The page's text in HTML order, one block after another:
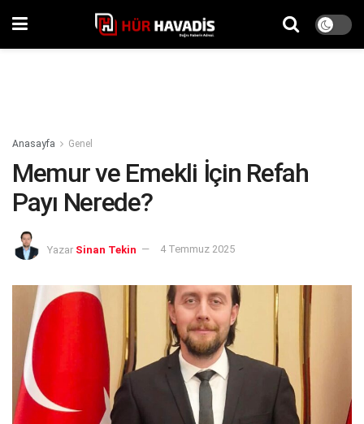
Anasayfa Genel
Memur ve Emekli İçin Refah
Payı Nerede?
Yazar Sinan Tekin 4 Temmuz 2025